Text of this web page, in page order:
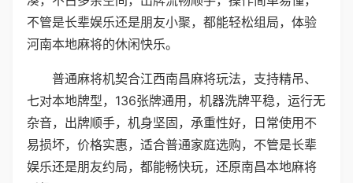
不管是长辈娱乐还是朋友小聚，都能轻松组局，体验
河南本地麻将的休闲快乐。
普通麻将机契合江西南昌麻将玩法，支持精吊、
七对本地牌型，136张牌通用，机器洗牌平稳，运行无
杂音，出牌顺手，机身坚固，承重性好，日常使用不
易损坏，价格实惠，适合普通家庭选购，不管是长辈
娱乐还是朋友约局，都能畅快玩，还原南昌本地麻将